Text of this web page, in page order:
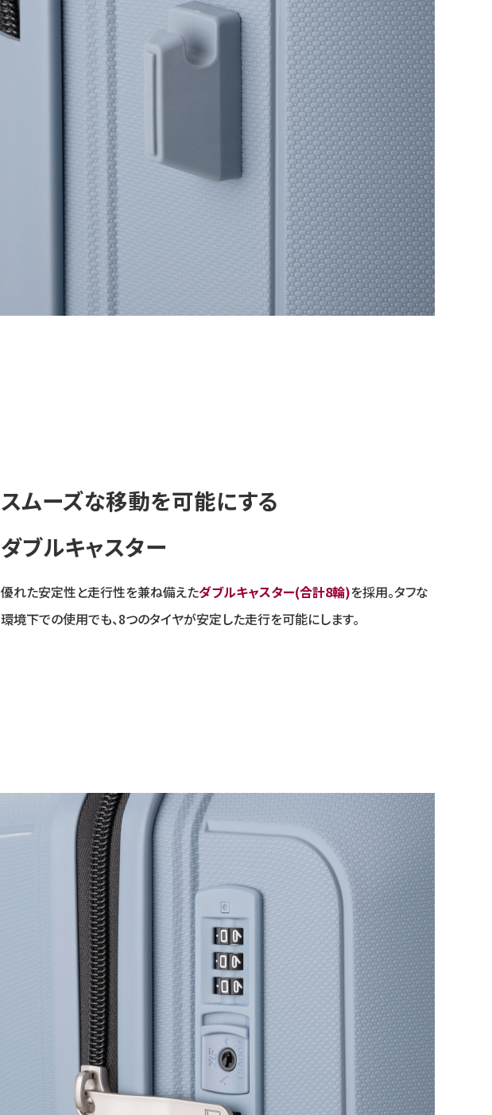
スムーズな移動を可能にする
ダブルキャスター
優れた安定性と走行性を兼ね備えたダブルキャスター(合計8輪)を採用。タフな
環境下での使用でも、8つのタイヤが安定した走行を可能にします。